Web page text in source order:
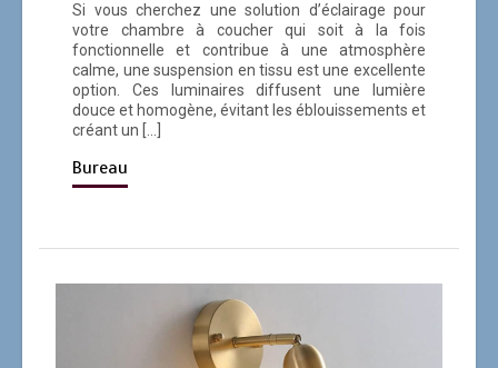
Si vous cherchez une solution d’éclairage pour
votre chambre à coucher qui soit à la fois
fonctionnelle et contribue à une atmosphère
calme, une suspension en tissu est une excellente
option. Ces luminaires diffusent une lumière
douce et homogène, évitant les éblouissements et
créant un […]
Bureau